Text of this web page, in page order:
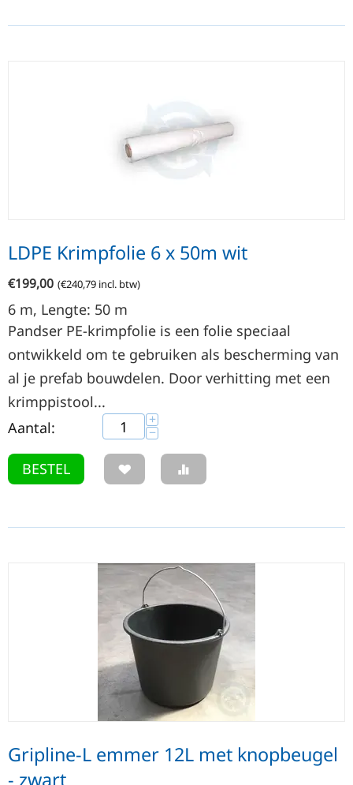
LDPE Krimpfolie 6 x 50m wit
€199,00 (€240,79 incl. btw)
6 m, Lengte: 50 m
Pandser PE-krimpfolie is een folie speciaal
ontwikkeld om te gebruiken als bescherming van
al je prefab bouwdelen. Door verhitting met een
krimppistool...
Aantal:
+
−
BESTEL
Gripline-L emmer 12L met knopbeugel
- zwart